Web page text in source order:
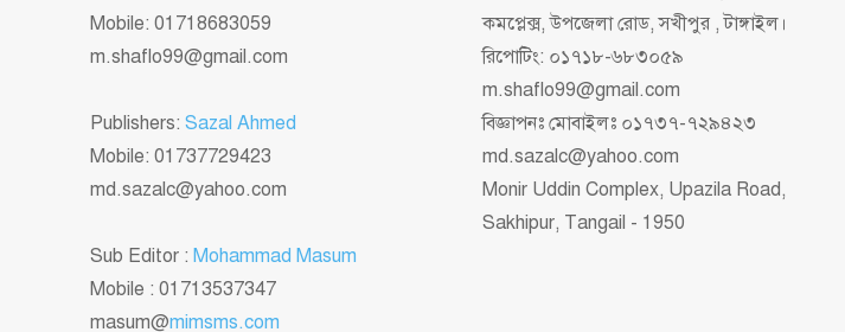
Mobile: 01718683059
m.shaflo99@gmail.com
Publishers: Sazal Ahmed
Mobile: 01737729423
md.sazalc@yahoo.com
Sub Editor : Mohammad Masum
Mobile : 01713537347
masum@mimsms.com
কমপ্লেক্স, উপজেলা রোড, সখীপুর , টাঙ্গাইল।
রিপোটিং: ০১৭১৮-৬৮৩০৫৯
m.shaflo99@gmail.com
বিজ্ঞাপনঃ মোবাইলঃ ০১৭৩৭-৭২৯৪২৩
md.sazalc@yahoo.com
Monir Uddin Complex, Upazila Road,
Sakhipur, Tangail - 1950